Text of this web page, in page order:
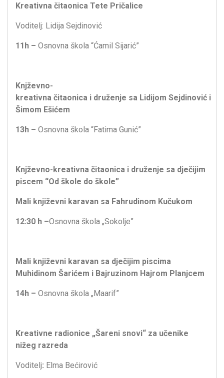
Kreativna čitaonica Tete Pričalice
Voditelj: Lidija Sejdinović
11h – Osnovna škola “Ćamil Sijarić”
Knjževno-
kreativna čitaonica i druženje sa Lidijom Sejdinović i
Šimom Ešićem
13h – Osnovna škola “Fatima Gunić”
Knjževno-kreativna čitaonica i druženje sa dječijim
piscem “Od škole do škole”
Mali književni karavan sa Fahrudinom Kučukom
12:30 h –Osnovna škola „Sokolje”
Mali književni karavan sa dječijim piscima
Muhidinom Šarićem i Bajruzinom Hajrom Planjcem
14h – Osnovna škola „Maarif”
Kreativne radionice „Šareni snovi“ za učenike
nižeg razreda
Voditelj: Elma Bećirović